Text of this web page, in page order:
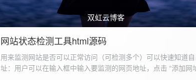
双虹云博客
2025-8-12
网站状态检测工具html源码
用来监测网站是否可以正常访问（可检测多个）可以快速知道
址：用户可以在输入框中输入要监测的网页地址，点击 “添加